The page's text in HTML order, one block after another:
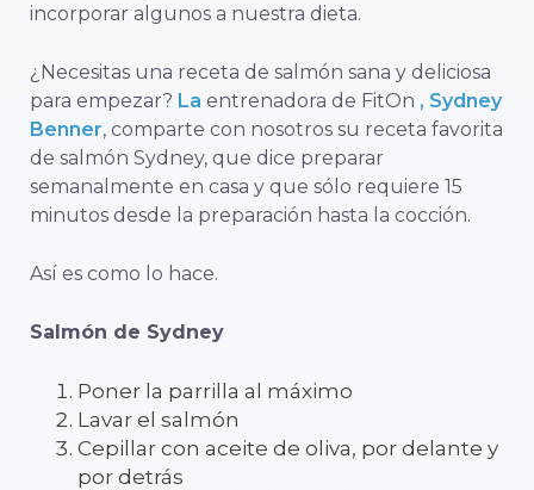
incorporar algunos a nuestra dieta.
¿Necesitas una receta de salmón sana y deliciosa
para empezar? La entrenadora de FitOn , Sydney
Benner, comparte con nosotros su receta favorita
de salmón Sydney, que dice preparar
semanalmente en casa y que sólo requiere 15
minutos desde la preparación hasta la cocción.
Así es como lo hace.
Salmón de Sydney
Poner la parrilla al máximo
Lavar el salmón
Cepillar con aceite de oliva, por delante y
por detrás